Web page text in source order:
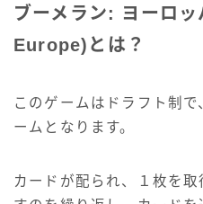
ブーメラン: ヨーロ
Europe)とは？
このゲームはドラフト制
ームとなります。
カードが配られ、１枚を